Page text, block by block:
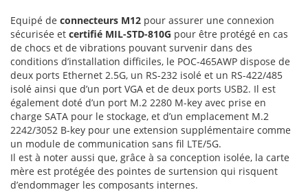
Equipé de connecteurs M12 pour assurer une connexion
sécurisée et certifié MIL-STD-810G pour être protégé en cas
de chocs et de vibrations pouvant survenir dans des
conditions d’installation difficiles, le POC-465AWP dispose de
deux ports Ethernet 2.5G, un RS-232 isolé et un RS-422/485
isolé ainsi que d’un port VGA et de deux ports USB2. Il est
également doté d’un port M.2 2280 M-key avec prise en
charge SATA pour le stockage, et d’un emplacement M.2
2242/3052 B-key pour une extension supplémentaire comme
un module de communication sans fil LTE/5G.
Il est à noter aussi que, grâce à sa conception isolée, la carte
mère est protégée des pointes de surtension qui risquent
d’endommager les composants internes.